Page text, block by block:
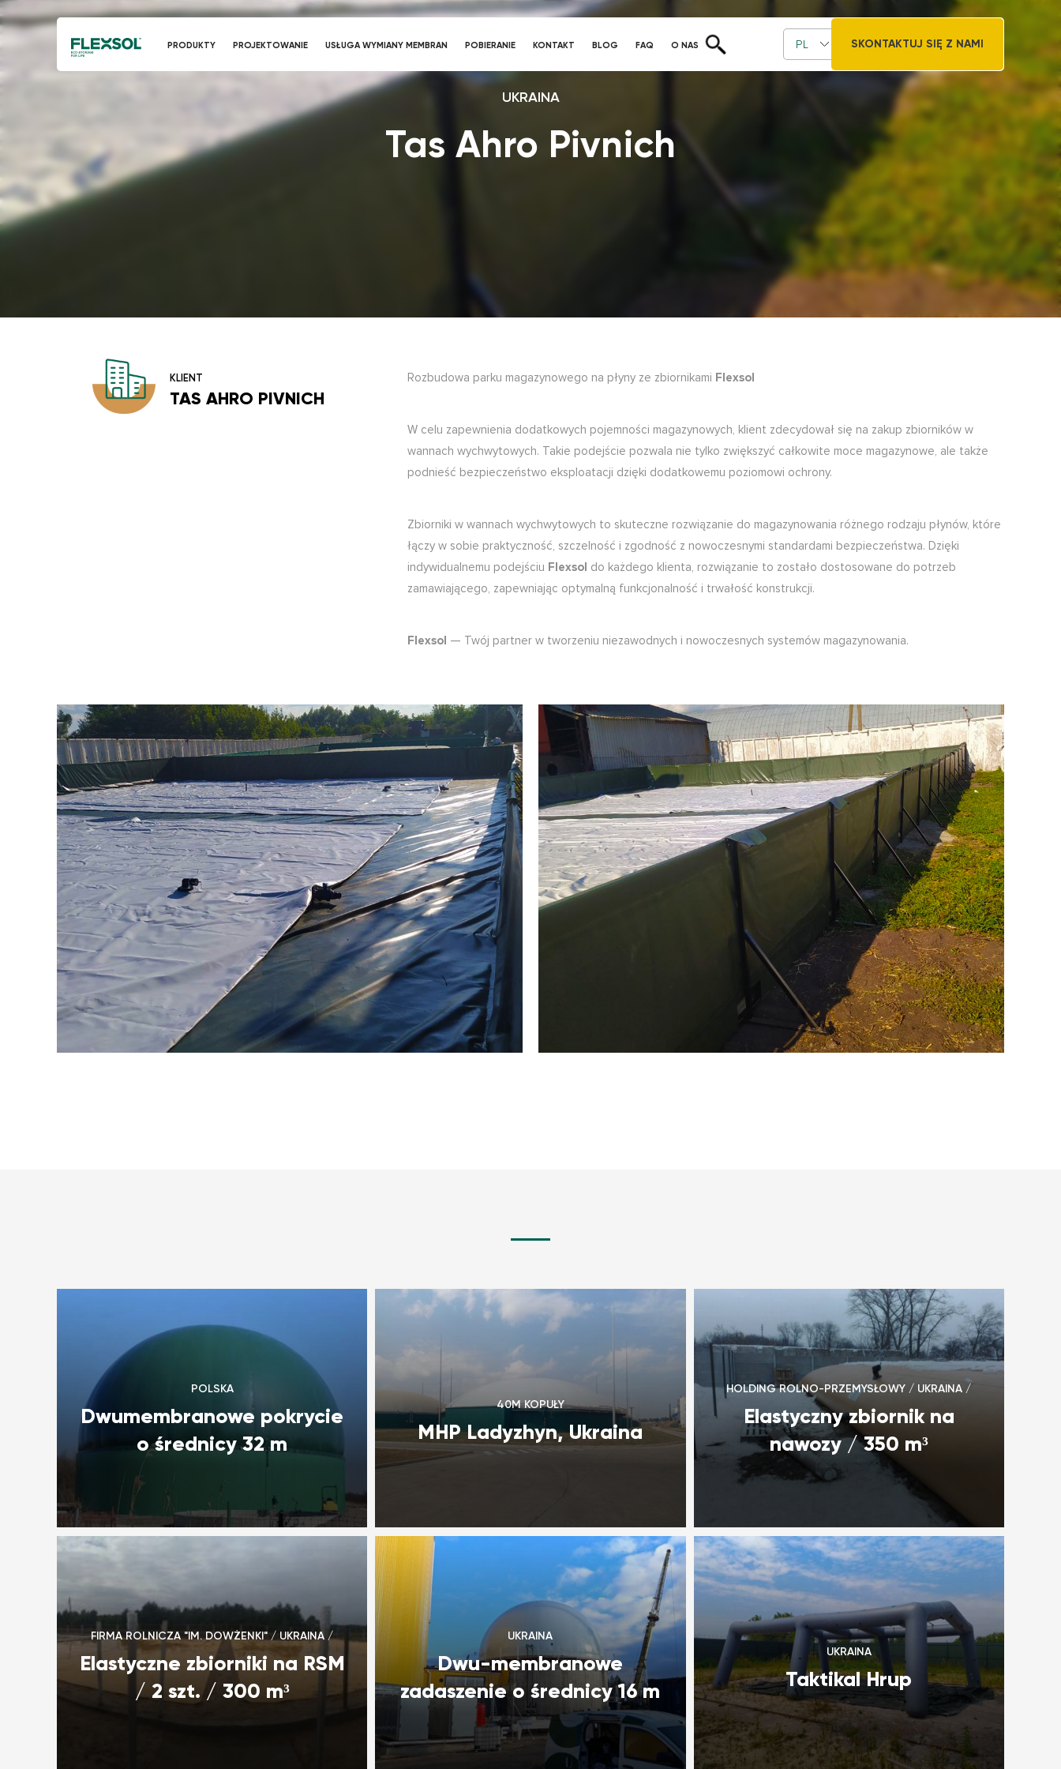
PL
PRODUKTY PROJEKTOWANIE USŁUGA WYMIANY MEMBRAN POBIERANIE KONTAKT BLOG FAQ O NAS SKONTAKTUJ SIĘ Z NAMI
UKRAINA
Tas Ahro Pivnich
KLIENT
TAS AHRO PIVNICH
Rozbudowa parku magazynowego na płyny ze zbiornikami Flexsol
W celu zapewnienia dodatkowych pojemności magazynowych, klient zdecydował się na zakup zbiorników w
wannach wychwytowych. Takie podejście pozwala nie tylko zwiększyć całkowite moce magazynowe, ale także
podnieść bezpieczeństwo eksploatacji dzięki dodatkowemu poziomowi ochrony.
Zbiorniki w wannach wychwytowych to skuteczne rozwiązanie do magazynowania różnego rodzaju płynów, które
łączy w sobie praktyczność, szczelność i zgodność z nowoczesnymi standardami bezpieczeństwa. Dzięki
indywidualnemu podejściu Flexsol do każdego klienta, rozwiązanie to zostało dostosowane do potrzeb
zamawiającego, zapewniając optymalną funkcjonalność i trwałość konstrukcji.
Flexsol — Twój partner w tworzeniu niezawodnych i nowoczesnych systemów magazynowania.
POLSKA
Dwumembranowe pokrycie
o średnicy 32 m
40M KOPUŁY
MHP Ladyzhyn, Ukraina
HOLDING ROLNO-PRZEMYSŁOWY / UKRAINA /
Elastyczny zbiornik na
nawozy / 350 m³
FIRMA ROLNICZA "IM. DOWŻENKI" / UKRAINA /
Elastyczne zbiorniki na RSM
/ 2 szt. / 300 m³
UKRAINA
Dwu-membranowe
zadaszenie o średnicy 16 m
UKRAINA
Taktikal Hrup